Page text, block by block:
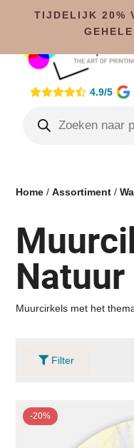
4.9/5
Home /Assortiment /
Natuur
Muurcirkels met het
Filter
-20%
TIJDELIJK 20%